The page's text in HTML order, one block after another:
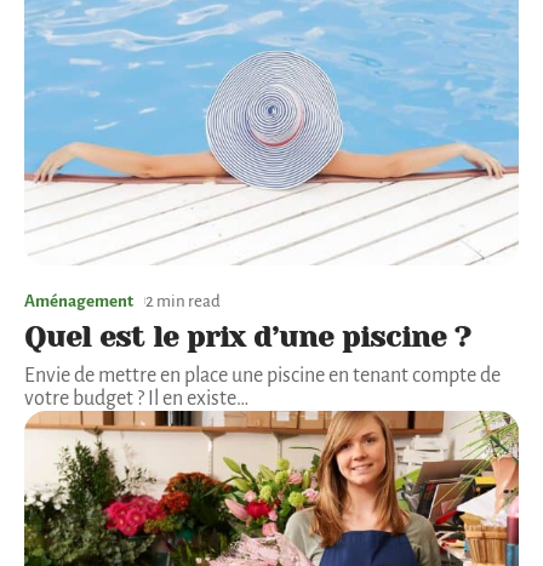
Aménagement 2 min read
Quel est le prix d’une piscine ?
Envie de mettre en place une piscine en tenant compte de
votre budget ? Il en existe…